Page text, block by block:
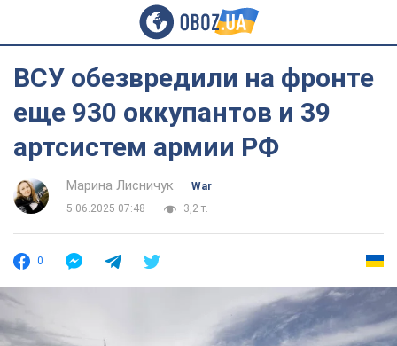
ВСУ обезвредили на фронте
еще 930 оккупантов и 39
артсистем армии РФ
Марина Лисничук
War
5.06.2025 07:48
3,2 т.
0